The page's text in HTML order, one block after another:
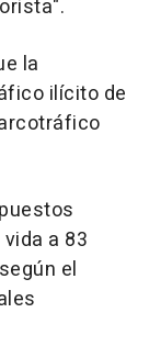
la
ilícito de
a 83
el